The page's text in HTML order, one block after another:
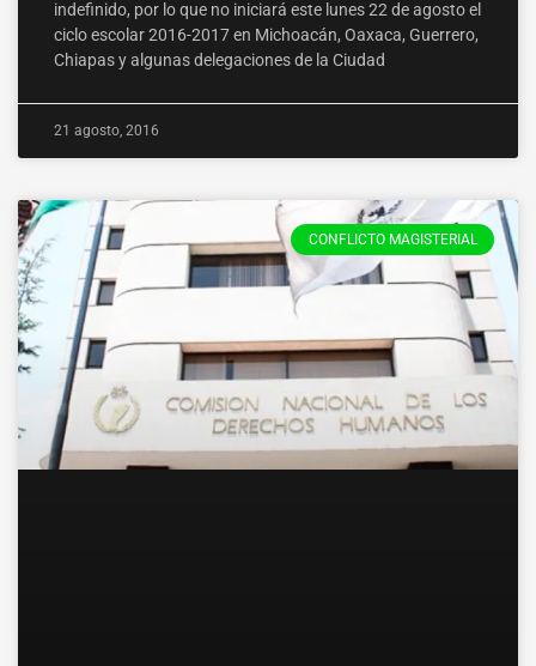
indefinido, por lo que no iniciará este lunes 22 de agosto el
ciclo escolar 2016-2017 en Michoacán, Oaxaca, Guerrero,
Chiapas y algunas delegaciones de la Ciudad
21 agosto, 2016
CONFLICTO MAGISTERIAL